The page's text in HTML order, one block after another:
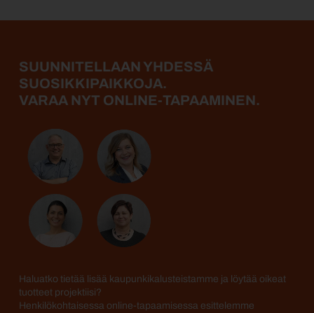
SUUNNITELLAAN YHDESSÄ
SUOSIKKIPAIKKOJA.
VARAA NYT ONLINE-TAPAAMINEN.
Haluatko tietää lisää kaupunkikalusteistamme ja löytää oikeat
tuotteet projektiisi?
Henkilökohtaisessa online-tapaamisessa esittelemme